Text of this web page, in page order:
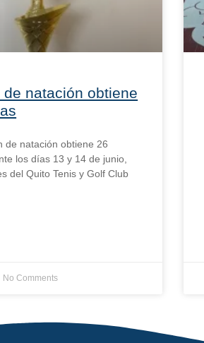
de natación obtiene
de natación obtiene 26
los días 13 y 14 de junio,
del Quito Tenis y Golf Club
No Comments